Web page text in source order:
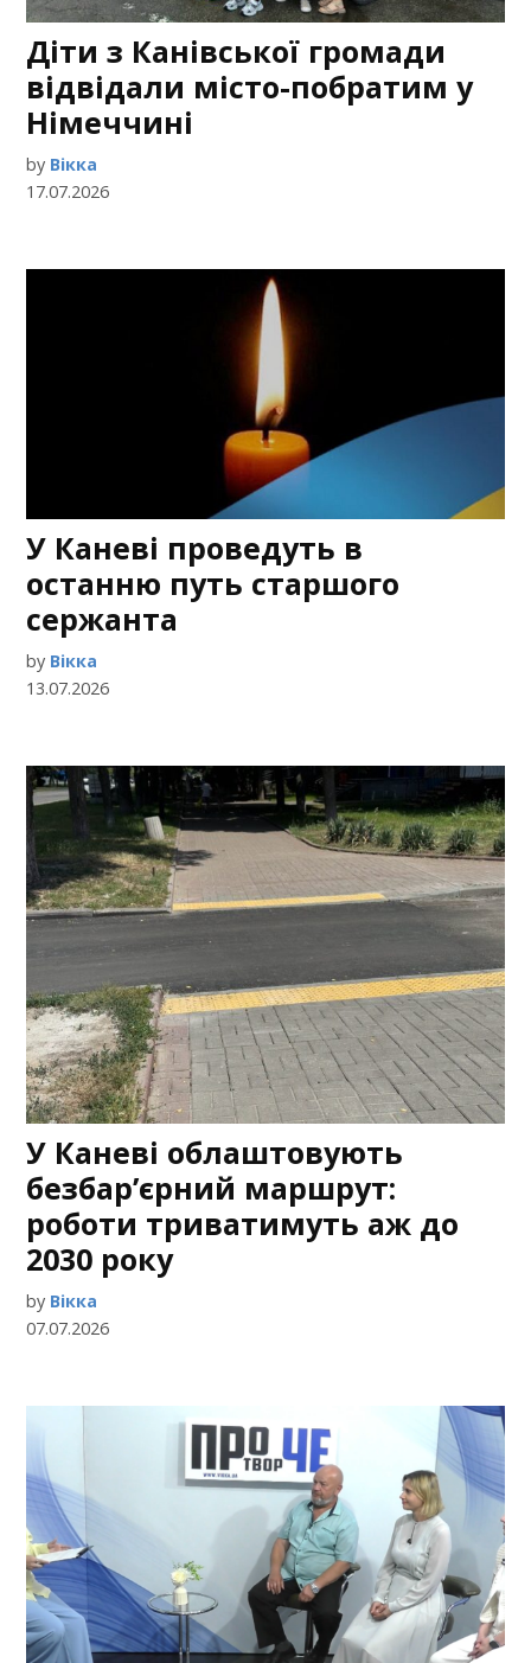
Діти з Канівської громади
відвідали місто-побратим у
Німеччині
by Вікка
17.07.2026
У Каневі проведуть в
останню путь старшого
сержанта
by Вікка
13.07.2026
У Каневі облаштовують
безбар’єрний маршрут:
роботи триватимуть аж до
2030 року
by Вікка
07.07.2026